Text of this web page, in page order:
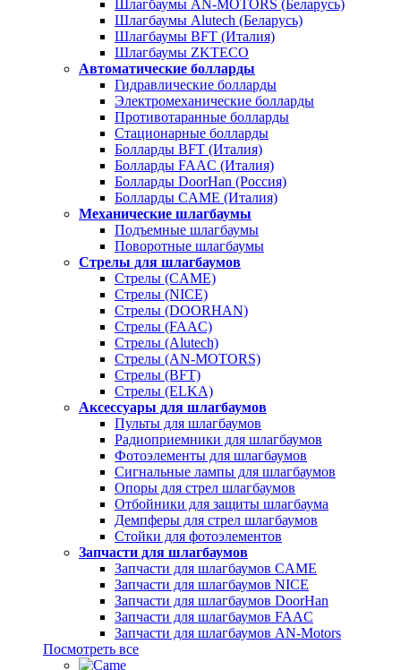
Шлагбаумы AN-MOTORS (Беларусь)
Шлагбаумы Alutech (Беларусь)
Шлагбаумы BFT (Италия)
Шлагбаумы ZKTECO
Автоматические болларды
Гидравлические болларды
Электромеханические болларды
Противотаранные болларды
Стационарные болларды
Болларды BFT (Италия)
Болларды FAAC (Италия)
Болларды DoorHan (Россия)
Болларды CAME (Италия)
Механические шлагбаумы
Подъемные шлагбаумы
Поворотные шлагбаумы
Стрелы для шлагбаумов
Стрелы (CAME)
Стрелы (NICE)
Стрелы (DOORHAN)
Стрелы (FAAC)
Стрелы (Alutech)
Стрелы (AN-MOTORS)
Стрелы (BFT)
Стрелы (ELKA)
Аксессуары для шлагбаумов
Пульты для шлагбаумов
Радиоприемники для шлагбаумов
Фотоэлементы для шлагбаумов
Сигнальные лампы для шлагбаумов
Опоры для стрел шлагбаумов
Отбойники для защиты шлагбаума
Демпферы для стрел шлагбаумов
Стойки для фотоэлементов
Запчасти для шлагбаумов
Запчасти для шлагбаумов CAME
Запчасти для шлагбаумов NICE
Запчасти для шлагбаумов DoorHan
Запчасти для шлагбаумов FAAC
Запчасти для шлагбаумов AN-Motors
Посмотреть все